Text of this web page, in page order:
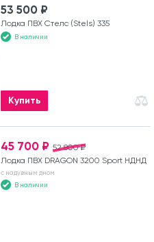
53 500 ₽
Лодка ПВХ Стелс (Stels) 335
В наличии
Купить
52 800 ₽
45 700 ₽
Лодка ПВХ DRAGON 3200 Sport НДНД
с надувным дном
В наличии